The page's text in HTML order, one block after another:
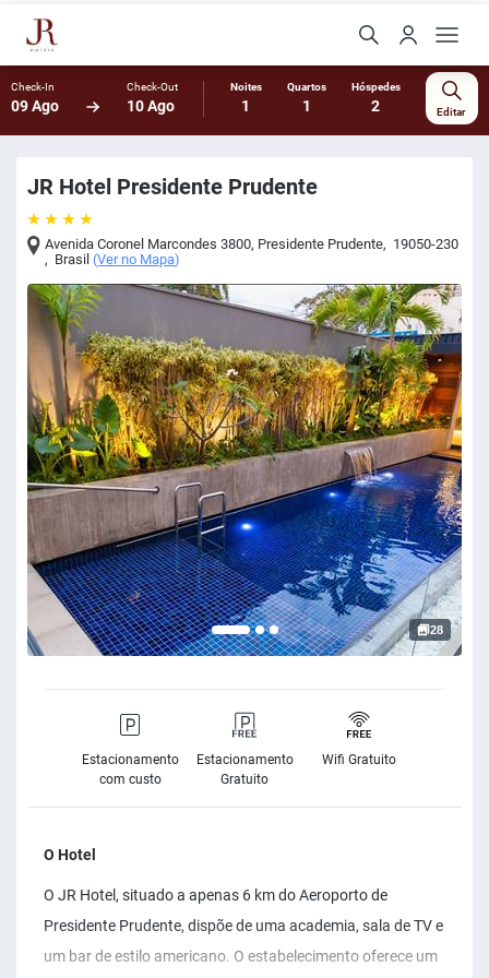
Check-In
09 Ago
Check-Out
10 Ago
Noites
1
Quartos
1
Hóspedes
2 Editar
JR Hotel Presidente Prudente
Avenida Coronel Marcondes 3800, Presidente Prudente, 19050-230
, Brasil (Ver no Mapa)
28
Estacionamento
com custo
Estacionamento
Gratuito
Wifi Gratuito
O Hotel
O JR Hotel, situado a apenas 6 km do Aeroporto de
Presidente Prudente, dispõe de uma academia, sala de TV e
um bar de estilo americano. O estabelecimento oferece um